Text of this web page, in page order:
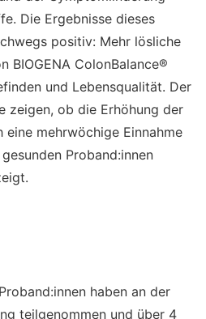
Die Ergebnisse dieses
positiv: Mehr lösliche
BIOGENA ColonBalance®
und Lebensqualität. Der
zeigen, ob die Erhöhung der
mehrwöchige Einnahme
Proband:innen
haben an der
teilgenommen und über 4